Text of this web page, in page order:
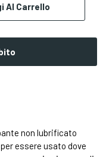
Al Carrello
non lubrificato
essere usato dove